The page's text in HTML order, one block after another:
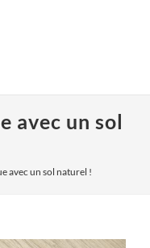
avec un sol
avec un sol naturel !